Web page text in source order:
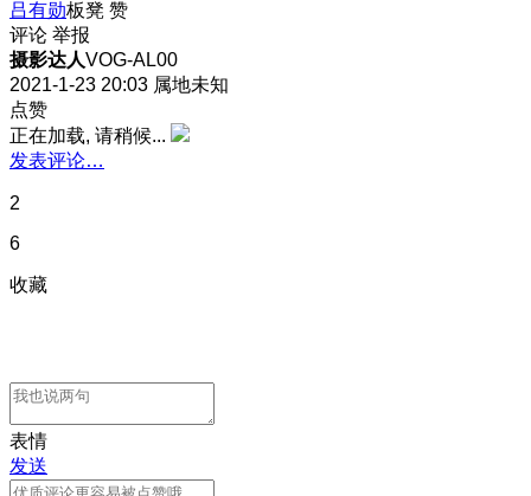
吕有勋板凳 赞
评论 举报
摄影达人VOG-AL00
2021-1-23 20:03 属地未知
点赞
正在加载, 请稍候...
发表评论…
2
6
收藏
表情
发送